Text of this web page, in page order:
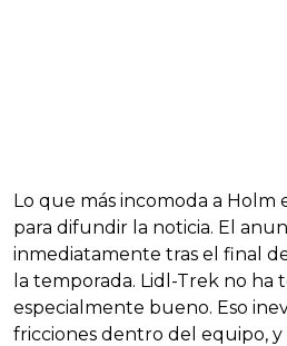
Lo que más incomoda a Holm
para difundir la noticia. El
inmediatamente tras el final
la temporada. Lidl-Trek no ha
especialmente bueno. Eso
fricciones dentro del equipo, y